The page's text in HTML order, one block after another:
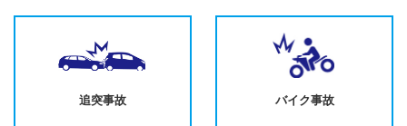
追突事故 バイク事故